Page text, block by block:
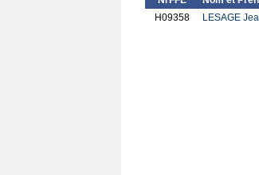
H09358
LESAGE